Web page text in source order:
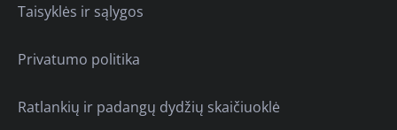
Taisyklės ir sąlygos
Privatumo politika
Ratlankių ir padangų dydžių skaičiuoklė